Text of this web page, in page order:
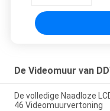
De Videomuur van
De volledige Naadloze
46 Videomuurvertoning